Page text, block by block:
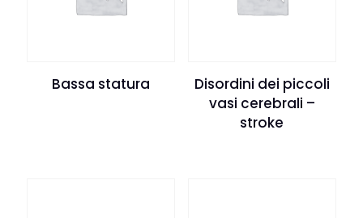
Bassa statura
Disordini dei piccoli
vasi cerebrali –
stroke